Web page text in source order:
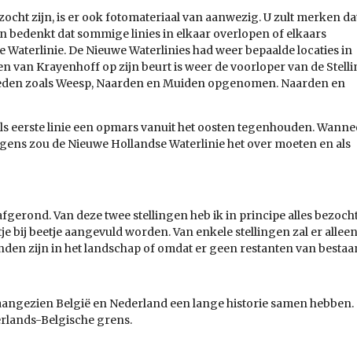
zijn, is er ook fotomateriaal van aanwezig. U zult merken
bedenkt dat sommige linies in elkaar overlopen of elkaars
De Nieuwe Waterlinies had weer bepaalde locaties in
van Krayenhoff op zijn beurt is weer de voorloper van de
zoals Weesp, Naarden en Muiden opgenomen. Naarden en
eerste linie een opmars vanuit het oosten tegenhouden.
zou de Nieuwe Hollandse Waterlinie het over moeten en als
Van deze twee stellingen heb ik in principe alles
bij beetje aangevuld worden. Van enkele stellingen zal er alleen
zijn in het landschap of omdat er geen restanten van
België en Nederland een lange historie samen hebben.
Belgische grens.